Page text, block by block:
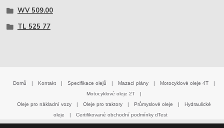
WV 509.00
TL 525 77
Domů | Kontakt | Specifikace olejů | Mazací plány | Motocyklové oleje 4T
|
Motocyklové oleje 2T
|
Oleje pro nákladní vozy
| Oleje pro traktory | Průmyslové oleje |
Hydraulické
oleje
| Certifikované obchodní podmínky dTest